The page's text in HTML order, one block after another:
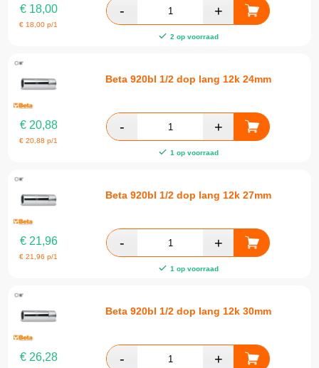
€18,00
€ 18,00 p/1
2 op voorraad
Beta 920bl 1/2 dop lang 12k 24mm
€20,88
€20,88 p/1
1 op voorraad
Beta 920bl 1/2 dop lang 12k 27mm
€21,96
€21,96 p/1
1 op voorraad
Beta 920bl 1/2 dop lang 12k 30mm
€26,28